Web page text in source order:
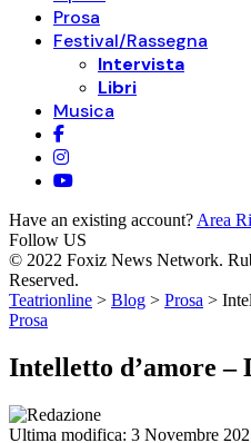
Prosa
Festival/Rassegna
Intervista
Libri
Musica
Have an existing account? Area
Follow US
© 2022 Foxiz News Network.
Reserved.
Teatrionline > Blog > Prosa >
Prosa
Intelletto d’amore –
Ultima modifica: 3 Novembre